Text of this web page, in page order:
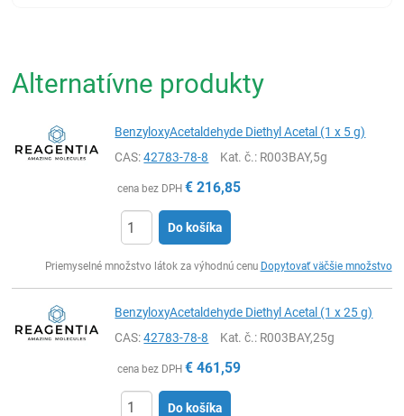
Alternatívne produkty
BenzyloxyAcetaldehyde Diethyl Acetal (1 x 5 g)
CAS:42783-78-8 Kat. č.: R003BAY,5g
cena bez DPH € 216,85
Do košíka
Priemyselné množstvo látok za výhodnú cenu Dopytovať väčšie množstvo
BenzyloxyAcetaldehyde Diethyl Acetal (1 x 25 g)
CAS:42783-78-8 Kat. č.: R003BAY,25g
cena bez DPH € 461,59
Do košíka